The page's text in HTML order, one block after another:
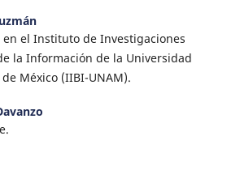
en el Instituto de Investigaciones
la Información de la Universidad
México (IIBI-UNAM).